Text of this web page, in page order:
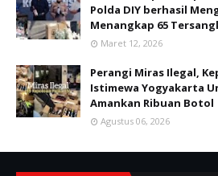
Polda DIY berhasil
Menangkap 65
Maret 12, 2026
Perangi Miras Ilegal,
Istimewa Yogyakarta
Amankan Ribuan Botol
Agustus 06, 2026